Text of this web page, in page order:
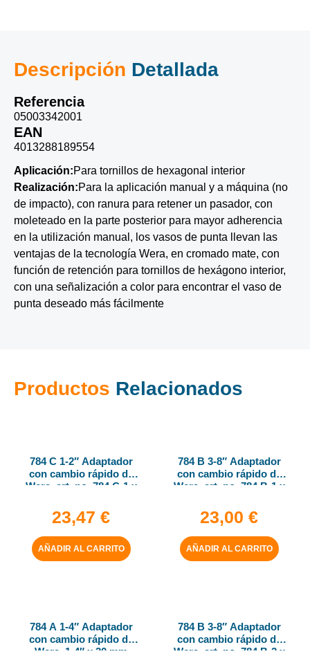
Descripción Detallada
Referencia
05003342001
EAN
4013288189554
Aplicación:Para tornillos de hexagonal interior
Realización:Para la aplicación manual y a máquina (no
de impacto), con ranura para retener un pasador, con
moleteado en la parte posterior para mayor adherencia
en la utilización manual, los vasos de punta llevan las
ventajas de la tecnología Wera, en cromado mate, con
función de retención para tornillos de hexágono interior,
con una señalización a color para encontrar el vaso de
punta deseado más fácilmente
Productos Relacionados
784 C 1-2″ Adaptador
con cambio rápido de
Wera, art. no. 784 C-1 x
23,47 €
AÑADIR AL CARRITO
784 B 3-8″ Adaptador
con cambio rápido de
Wera, art. no. 784 B-1 x
23,00 €
AÑADIR AL CARRITO
784 A 1-4″ Adaptador
con cambio rápido de
Wera, 1-4″ x 30 mm
784 B 3-8″ Adaptador
con cambio rápido de
Wera, art. no. 784 B-2 x